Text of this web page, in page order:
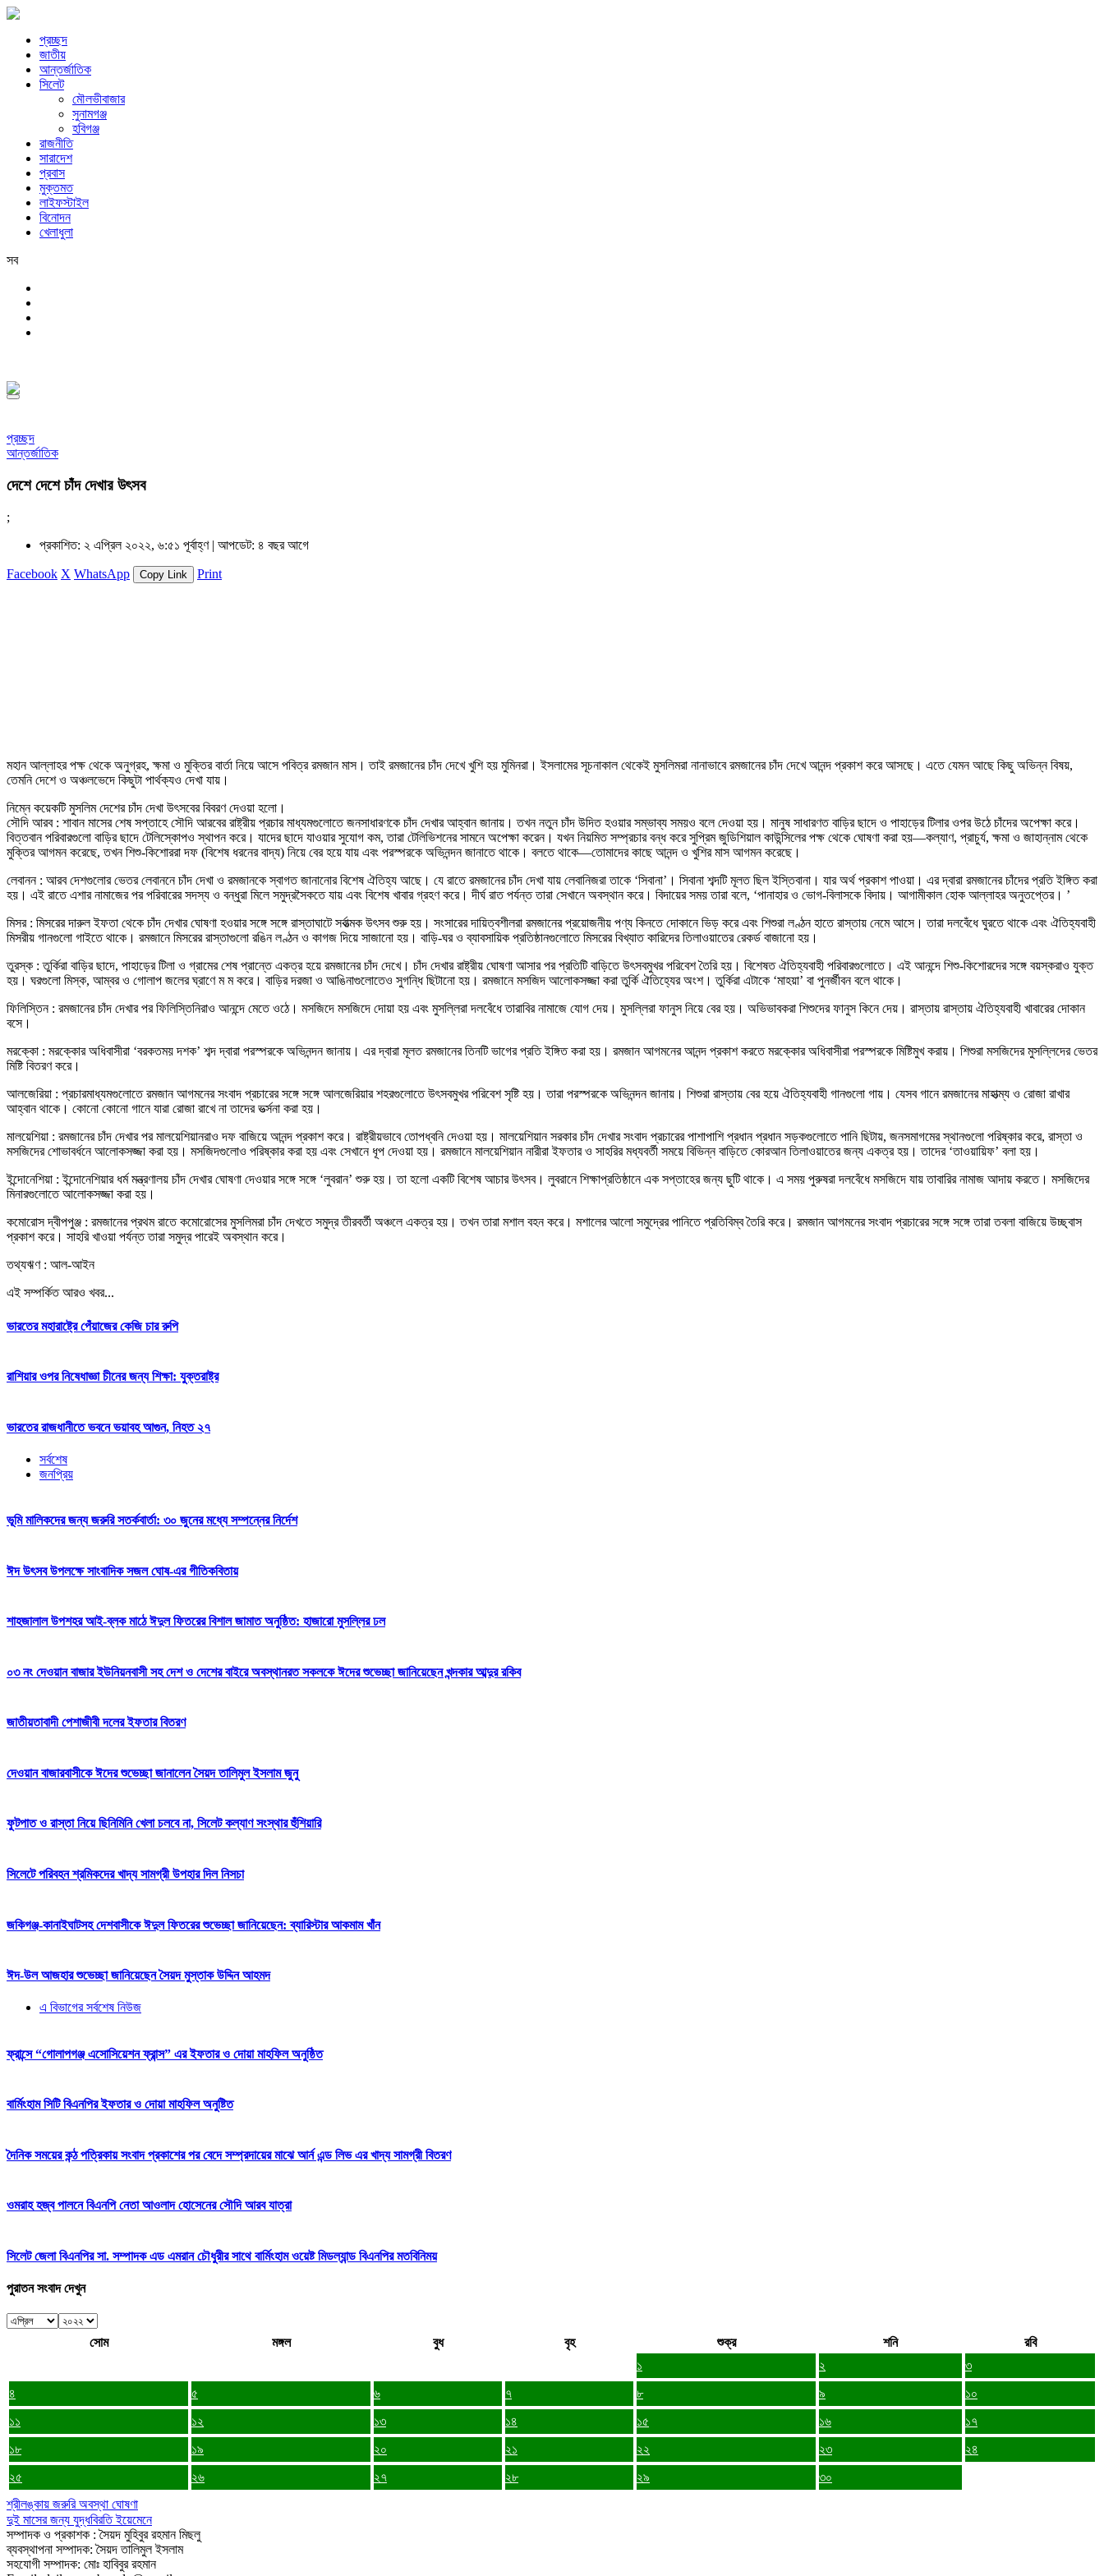
প্রচ্ছদ
জাতীয়
আন্তর্জাতিক
সিলেট
মৌলভীবাজার
সুনামগঞ্জ
হবিগঞ্জ
রাজনীতি
সারাদেশ
প্রবাস
মুক্তমত
লাইফস্টাইল
বিনোদন
খেলাধুলা
সব
প্রচ্ছদ
আন্তর্জাতিক
দেশে দেশে চাঁদ দেখার উৎসব
;
প্রকাশিত: ২ এপ্রিল ২০২২, ৬:৫১ পূর্বাহ্ণ | আপডেট: ৪ বছর আগে
Facebook X WhatsApp Copy Link Print
মহান আল্লাহর পক্ষ থেকে অনুগ্রহ, ক্ষমা ও মুক্তির বার্তা নিয়ে আসে পবিত্র রমজান মাস। তাই রমজানের চাঁদ দেখে খুশি হয় মুমিনরা। ইসলামের সূচনাকাল থেকেই মুসলিমরা নানাভাবে রমজানের চাঁদ দেখে আনন্দ প্রকাশ করে আসছে। এতে যেমন আছে কিছু অভিন্ন বিষয়,
তেমনি দেশে ও অঞ্চলভেদে কিছুটা পার্থক্যও দেখা যায়।
নিম্নে কয়েকটি মুসলিম দেশের চাঁদ দেখা উৎসবের বিবরণ দেওয়া হলো।
সৌদি আরব : শাবান মাসের শেষ সপ্তাহে সৌদি আরবের রাষ্ট্রীয় প্রচার মাধ্যমগুলোতে জনসাধারণকে চাঁদ দেখার আহ্বান জানায়। তখন নতুন চাঁদ উদিত হওয়ার সম্ভাব্য সময়ও বলে দেওয়া হয়। মানুষ সাধারণত বাড়ির ছাদে ও পাহাড়ের টিলার ওপর উঠে চাঁদের অপেক্ষা করে।
বিত্তবান পরিবারগুলো বাড়ির ছাদে টেলিস্কোপও স্থাপন করে। যাদের ছাদে যাওয়ার সুযোগ কম, তারা টেলিভিশনের সামনে অপেক্ষা করেন। যখন নিয়মিত সম্প্রচার বন্ধ করে সুপ্রিম জুডিশিয়াল কাউন্সিলের পক্ষ থেকে ঘোষণা করা হয়—কল্যাণ, প্রাচুর্য, ক্ষমা ও জাহান্নাম থেকে
মুক্তির আগমন করেছে, তখন শিশু-কিশোররা দফ (বিশেষ ধরনের বাদ্য) নিয়ে বের হয়ে যায় এবং পরস্পরকে অভিনন্দন জানাতে থাকে। বলতে থাকে—তোমাদের কাছে আনন্দ ও খুশির মাস আগমন করেছে।
লেবানন : আরব দেশগুলোর ভেতর লেবাননে চাঁদ দেখা ও রমজানকে স্বাগত জানানোর বিশেষ ঐতিহ্য আছে। যে রাতে রমজানের চাঁদ দেখা যায় লেবানিজরা তাকে ‘সিবানা’। সিবানা শব্দটি মূলত ছিল ইস্তিবানা। যার অর্থ প্রকাশ পাওয়া। এর দ্বারা রমজানের চাঁদের প্রতি ইঙ্গিত করা
হয়। এই রাতে এশার নামাজের পর পরিবারের সদস্য ও বন্ধুরা মিলে সমুদ্রসৈকতে যায় এবং বিশেষ খাবার গ্রহণ করে। দীর্ঘ রাত পর্যন্ত তারা সেখানে অবস্থান করে। বিদায়ের সময় তারা বলে, ‘পানাহার ও ভোগ-বিলাসকে বিদায়। আগামীকাল হোক আল্লাহর অনুতপ্তের। ’
মিসর : মিসরের দারুল ইফতা থেকে চাঁদ দেখার ঘোষণা হওয়ার সঙ্গে সঙ্গে রাস্তাঘাটে সর্বাত্মক উৎসব শুরু হয়। সংসারের দায়িত্বশীলরা রমজানের প্রয়োজনীয় পণ্য কিনতে দোকানে ভিড় করে এবং শিশুরা লণ্ঠন হাতে রাস্তায় নেমে আসে। তারা দলবেঁধে ঘুরতে থাকে এবং ঐতিহ্যবাহী
মিসরীয় গানগুলো গাইতে থাকে। রমজানে মিসরের রাস্তাগুলো রঙিন লণ্ঠন ও কাগজ দিয়ে সাজানো হয়। বাড়ি-ঘর ও ব্যাবসায়িক প্রতিষ্ঠানগুলোতে মিসরের বিখ্যাত কারিদের তিলাওয়াতের রেকর্ড বাজানো হয়।
তুরস্ক : তুর্কিরা বাড়ির ছাদে, পাহাড়ের টিলা ও গ্রামের শেষ প্রান্তে একত্র হয়ে রমজানের চাঁদ দেখে। চাঁদ দেখার রাষ্ট্রীয় ঘোষণা আসার পর প্রতিটি বাড়িতে উৎসবমুখর পরিবেশ তৈরি হয়। বিশেষত ঐতিহ্যবাহী পরিবারগুলোতে। এই আনন্দে শিশু-কিশোরদের সঙ্গে বয়স্করাও যুক্ত
হয়। ঘরগুলো মিস্ক, আম্বর ও গোলাপ জলের ঘ্রাণে ম ম করে। বাড়ির দরজা ও আঙিনাগুলোতেও সুগন্ধি ছিটানো হয়। রমজানে মসজিদ আলোকসজ্জা করা তুর্কি ঐতিহ্যের অংশ। তুর্কিরা এটাকে ‘মাহয়া’ বা পুনর্জীবন বলে থাকে।
ফিলিস্তিন : রমজানের চাঁদ দেখার পর ফিলিস্তিনিরাও আনন্দে মেতে ওঠে। মসজিদে মসজিদে দোয়া হয় এবং মুসল্লিরা দলবেঁধে তারাবির নামাজে যোগ দেয়। মুসল্লিরা ফানুস নিয়ে বের হয়। অভিভাবকরা শিশুদের ফানুস কিনে দেয়। রাস্তায় রাস্তায় ঐতিহ্যবাহী খাবারের দোকান
বসে।
মরক্কো : মরক্কোর অধিবাসীরা ‘বরকতময় দশক’ শব্দ দ্বারা পরস্পরকে অভিনন্দন জানায়। এর দ্বারা মূলত রমজানের তিনটি ভাগের প্রতি ইঙ্গিত করা হয়। রমজান আগমনের আনন্দ প্রকাশ করতে মরক্কোর অধিবাসীরা পরস্পরকে মিষ্টিমুখ করায়। শিশুরা মসজিদের মুসল্লিদের ভেতর
মিষ্টি বিতরণ করে।
আলজেরিয়া : প্রচারমাধ্যমগুলোতে রমজান আগমনের সংবাদ প্রচারের সঙ্গে সঙ্গে আলজেরিয়ার শহরগুলোতে উৎসবমুখর পরিবেশ সৃষ্টি হয়। তারা পরস্পরকে অভিনন্দন জানায়। শিশুরা রাস্তায় বের হয়ে ঐতিহ্যবাহী গানগুলো গায়। যেসব গানে রমজানের মাহাত্ম্য ও রোজা রাখার
আহ্বান থাকে। কোনো কোনো গানে যারা রোজা রাখে না তাদের ভর্ত্সনা করা হয়।
মালয়েশিয়া : রমজানের চাঁদ দেখার পর মালয়েশিয়ানরাও দফ বাজিয়ে আনন্দ প্রকাশ করে। রাষ্ট্রীয়ভাবে তোপধ্বনি দেওয়া হয়। মালয়েশিয়ান সরকার চাঁদ দেখার সংবাদ প্রচারের পাশাপাশি প্রধান প্রধান সড়কগুলোতে পানি ছিটায়, জনসমাগমের স্থানগুলো পরিষ্কার করে, রাস্তা ও
মসজিদের শোভাবর্ধনে আলোকসজ্জা করা হয়। মসজিদগুলোও পরিষ্কার করা হয় এবং সেখানে ধূপ দেওয়া হয়। রমজানে মালয়েশিয়ান নারীরা ইফতার ও সাহরির মধ্যবর্তী সময়ে বিভিন্ন বাড়িতে কোরআন তিলাওয়াতের জন্য একত্র হয়। তাদের ‘তাওয়ায়িফ’ বলা হয়।
ইন্দোনেশিয়া : ইন্দোনেশিয়ার ধর্ম মন্ত্রণালয় চাঁদ দেখার ঘোষণা দেওয়ার সঙ্গে সঙ্গে ‘লুবরান’ শুরু হয়। তা হলো একটি বিশেষ আচার উৎসব। লুবরানে শিক্ষাপ্রতিষ্ঠানে এক সপ্তাহের জন্য ছুটি থাকে। এ সময় পুরুষরা দলবেঁধে মসজিদে যায় তাবারির নামাজ আদায় করতে। মসজিদের
মিনারগুলোতে আলোকসজ্জা করা হয়।
কমোরোস দ্বীপপুঞ্জ : রমজানের প্রথম রাতে কমোরোসের মুসলিমরা চাঁদ দেখতে সমুদ্র তীরবর্তী অঞ্চলে একত্র হয়। তখন তারা মশাল বহন করে। মশালের আলো সমুদ্রের পানিতে প্রতিবিম্ব তৈরি করে। রমজান আগমনের সংবাদ প্রচারের সঙ্গে সঙ্গে তারা তবলা বাজিয়ে উচ্ছ্বাস
প্রকাশ করে। সাহরি খাওয়া পর্যন্ত তারা সমুদ্র পারেই অবস্থান করে।
তথ্যঋণ : আল-আইন
এই সম্পর্কিত আরও খবর...
ভারতের মহারাষ্ট্রে পেঁয়াজের কেজি চার রুপি
রাশিয়ার ওপর নিষেধাজ্ঞা চীনের জন্য শিক্ষা: যুক্তরাষ্ট্র
ভারতের রাজধানীতে ভবনে ভয়াবহ আগুন, নিহত ২৭
সর্বশেষ
জনপ্রিয়
ভূমি মালিকদের জন্য জরুরি সতর্কবার্তা: ৩০ জুনের মধ্যে সম্পন্নের নির্দেশ
ঈদ উৎসব উপলক্ষে সাংবাদিক সজল ঘোষ-এর গীতিকবিতায়
শাহজালাল উপশহর আই-ব্লক মাঠে ঈদুল ফিতরের বিশাল জামাত অনুষ্ঠিত: হাজারো মুসল্লির ঢল
০৩ নং দেওয়ান বাজার ইউনিয়নবাসী সহ দেশ ও দেশের বাইরে অবস্থানরত সকলকে ঈদের শুভেচ্ছা জানিয়েছেন খন্দকার আব্দুর রকিব
জাতীয়তাবাদী পেশাজীবী দলের ইফতার বিতরণ
দেওয়ান বাজারবাসীকে ঈদের শুভেচ্ছা জানালেন সৈয়দ তালিমুল ইসলাম জুনু
ফুটপাত ও রাস্তা নিয়ে ছিনিমিনি খেলা চলবে না, সিলেট কল্যাণ সংস্থার হুঁশিয়ারি
সিলেটে পরিবহন শ্রমিকদের খাদ্য সামগ্রী উপহার দিল নিসচা
জকিগঞ্জ-কানাইঘাটসহ দেশবাসীকে ঈদুল ফিতরের শুভেচ্ছা জানিয়েছেন: ব্যারিস্টার আকমাম খাঁন
ঈদ-উল আজহার শুভেচ্ছা জানিয়েছেন সৈয়দ মুস্তাক উদ্দিন আহমদ
এ বিভাগের সর্বশেষ নিউজ
ফ্রান্সে “গোলাপগঞ্জ এসোসিয়েশন ফ্রান্স” এর ইফতার ও দোয়া মাহফিল অনুষ্ঠিত
বার্মিংহাম সিটি বিএনপির ইফতার ও দোয়া মাহফিল অনুষ্টিত
দৈনিক সময়ের কন্ঠ পত্রিকায় সংবাদ প্রকাশের পর বেদে সম্প্রদায়ের মাঝে আর্ন এন্ড লিভ এর খাদ্য সামগ্রী বিতরণ
ওমরাহ হজ্ব পালনে বিএনপি নেতা আওলাদ হোসেনের সৌদি আরব যাত্রা
সিলেট জেলা বিএনপির সা. সম্পাদক এড এমরান চৌধুরীর সাথে বার্মিংহাম ওয়েষ্ট মিডল্যান্ড বিএনপির মতবিনিময়
পুরাতন সংবাদ দেখুন
সোম মঙ্গল বুধ বৃহ শুক্র শনি
রবি
১
২
৩
৪
৫ ৬ ৭ ৮ ৯
১০
১১
১২ ১৩ ১৪ ১৫ ১৬
১৭
১৮
১৯ ২০ ২১ ২২ ২৩
২৪
২৫
২৬ ২৭ ২৮ ২৯
৩০
শ্রীলঙ্কায় জরুরি অবস্থা ঘোষণা
দুই মাসের জ‌ন্য যুদ্ধবিরতি ইয়েমেনে
সম্পাদক ও প্রকাশক : সৈয়দ মুহিবুর রহমান মিছলু
ব্যবস্থাপনা সম্পাদক: সৈয়দ তালিমুল ইসলাম
সহযোগী সম্পাদক: মোঃ হাবিবুর রহমান